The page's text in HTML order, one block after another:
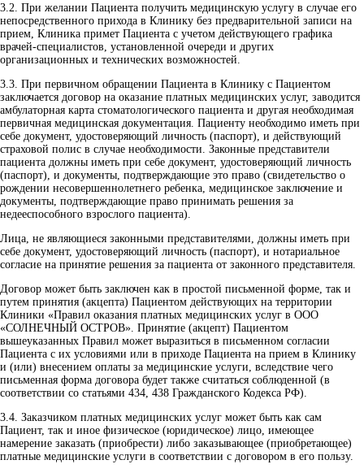
3.2. При желании Пациента получить медицинскую услугу в случае его
непосредственного прихода в Клинику без предварительной записи на
прием, Клиника примет Пациента с учетом действующего графика
врачей-специалистов, установленной очереди и других
организационных и технических возможностей.
3.3. При первичном обращении Пациента в Клинику с Пациентом
заключается договор на оказание платных медицинских услуг, заводится
амбулаторная карта стоматологического пациента и другая необходимая
первичная медицинская документация. Пациенту необходимо иметь при
себе документ, удостоверяющий личность (паспорт), и действующий
страховой полис в случае необходимости. Законные представители
пациента должны иметь при себе документ, удостоверяющий личность
(паспорт), и документы, подтверждающие это право (свидетельство о
рождении несовершеннолетнего ребенка, медицинское заключение и
документы, подтверждающие право принимать решения за
недееспособного взрослого пациента).
Лица, не являющиеся законными представителями, должны иметь при
себе документ, удостоверяющий личность (паспорт), и нотариальное
согласие на принятие решения за пациента от законного представителя.
Договор может быть заключен как в простой письменной форме, так и
путем принятия (акцепта) Пациентом действующих на территории
Клиники «Правил оказания платных медицинских услуг в ООО
«СОЛНЕЧНЫЙ ОСТРОВ». Принятие (акцепт) Пациентом
вышеуказанных Правил может выразиться в письменном согласии
Пациента с их условиями или в приходе Пациента на прием в Клинику
и (или) внесением оплаты за медицинские услуги, вследствие чего
письменная форма договора будет также считаться соблюденной (в
соответствии со статьями 434, 438 Гражданского Кодекса РФ).
3.4. Заказчиком платных медицинских услуг может быть как сам
Пациент, так и иное физическое (юридическое) лицо, имеющее
намерение заказать (приобрести) либо заказывающее (приобретающее)
платные медицинские услуги в соответствии с договором в его пользу.